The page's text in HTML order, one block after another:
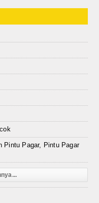
Pintu Pagar, Pintu Pagar